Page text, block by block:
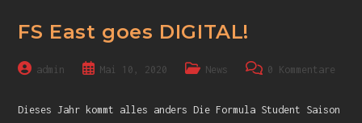
FS East goes DIGITAL!
admin Mai 10, 2020 News 0 Kommentare
Dieses Jahr kommt alles anders Die Formula Student Saison